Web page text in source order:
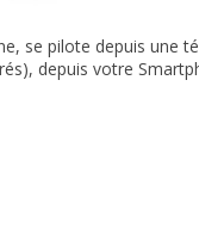
se pilote depuis une
depuis votre